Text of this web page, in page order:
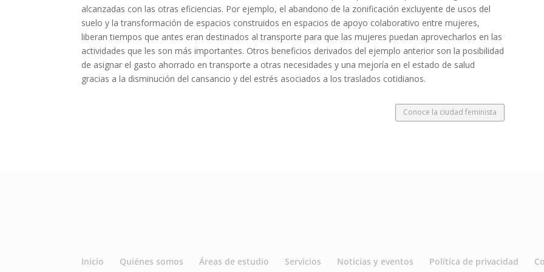
alcanzadas con las otras eficiencias. Por ejemplo, el abandono de la zonificación excluyente de usos del
suelo y la transformación de espacios construidos en espacios de apoyo colaborativo entre mujeres,
liberan tiempos que antes eran destinados al transporte para que las mujeres puedan aprovecharlos en las
actividades que les son más importantes. Otros beneficios derivados del ejemplo anterior son la posibilidad
de asignar el gasto ahorrado en transporte a otras necesidades y una mejoría en el estado de salud
gracias a la disminución del cansancio y del estrés asociados a los traslados cotidianos.
Conoce la ciudad feminista
Inicio Quiénes somos Áreas de estudio Servicios Noticias y eventos Política de privacidad